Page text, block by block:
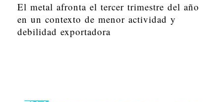
El metal afronta el tercer trimestre del año
en un contexto de menor actividad y
debilidad exportadora